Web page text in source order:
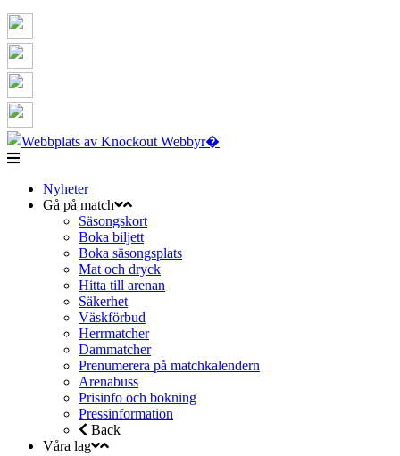
Nyheter
Gå på match
Säsongskort
Boka biljett
Boka säsongsplats
Mat och dryck
Hitta till arenan
Säkerhet
Väskförbud
Herrmatcher
Dammatcher
Prenumerera på matchkalendern
Arenabuss
Prisinfo och bokning
Pressinformation
Back
Våra lag